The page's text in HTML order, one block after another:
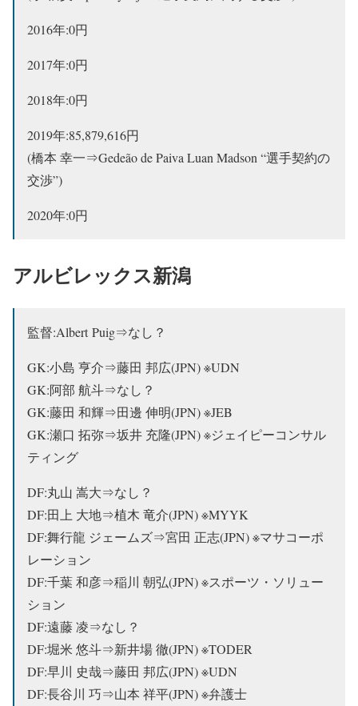
2016年:0円
2017年:0円
2018年:0円
2019年:85,879,616円
(橋本 幸一⇒Gedeão de Paiva Luan Madson “選手契約の
交渉”)
2020年:0円
アルビレックス新潟
監督:Albert Puig⇒なし？
GK:小島 亨介⇒藤田 邦広(JPN) ※UDN
GK:阿部 航斗⇒なし？
GK:藤田 和輝⇒田邊 伸明(JPN) ※JEB
GK:瀬口 拓弥⇒坂井 充隆(JPN) ※ジェイピーコンサル
ティング
DF:丸山 嵩大⇒なし？
DF:田上 大地⇒植木 竜介(JPN) ※MYYK
DF:舞行龍 ジェームズ⇒宮田 正志(JPN) ※マサコーポ
レーション
DF:千葉 和彦⇒稲川 朝弘(JPN) ※スポーツ・ソリュー
ション
DF:遠藤 凌⇒なし？
DF:堀米 悠斗⇒新井場 徹(JPN) ※TODER
DF:早川 史哉⇒藤田 邦広(JPN) ※UDN
DF:長谷川 巧⇒山本 祥平(JPN) ※弁護士